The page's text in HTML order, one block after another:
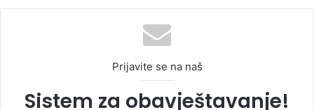
Prijavite se na naš
Sistem za obavještavanje!